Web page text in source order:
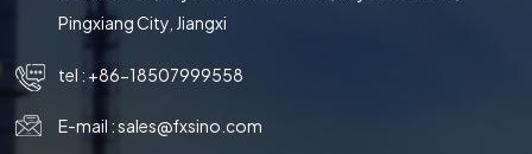
Pingxiang City, Jiangxi
tel : +86-18507999558
E-mail :sales@fxsino.com